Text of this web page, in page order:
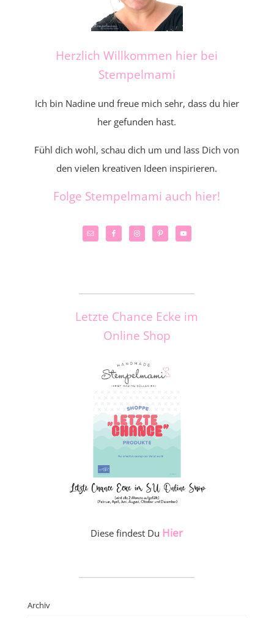
Herzlich Willkommen hier bei
Stempelmami
Ich bin Nadine und freue mich sehr, dass du hier
her gefunden hast.
Fühl dich wohl, schau dich um und lass Dich von
den vielen kreativen Ideen inspirieren.
Folge Stempelmami auch hier!
Letzte Chance Ecke im
Online Shop
Diese findest Du Hier
Archiv